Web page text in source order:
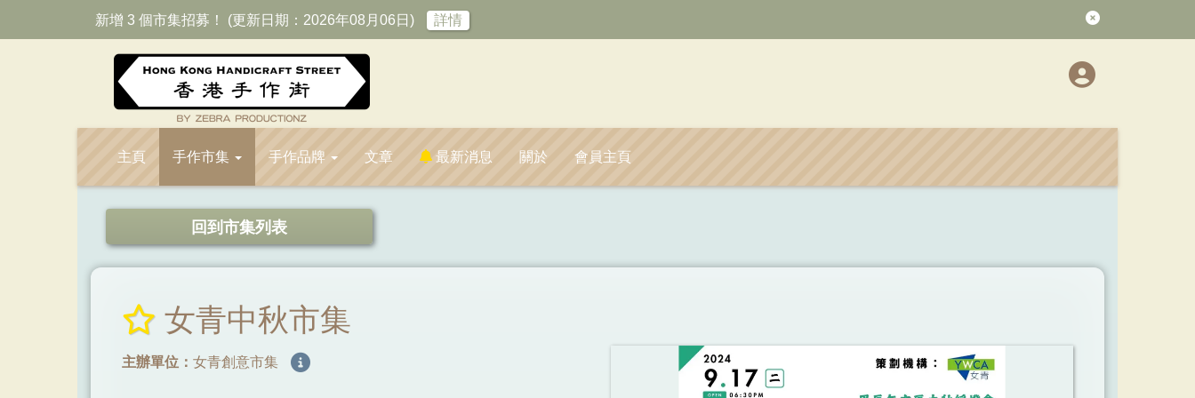
新增 3 個市集招募！ (更新日期：2026年08月06日) 詳情
主頁 手作市集 手作品牌 文章 最新消息 關於 會員主頁
回到市集列表
女青中秋市集
主辦單位： 女青創意市集